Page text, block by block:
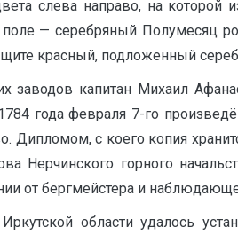
слева направо, на
— серебряный Полумесяц
красный, подложенный
заводов капитан Михаил
года февраля 7-го
Дипломом, с коего копия
Нерчинского горного
от бергмейстера и
области удалось